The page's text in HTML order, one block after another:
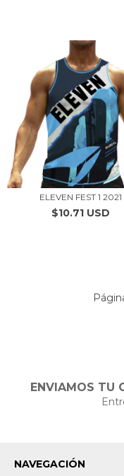
ELEVEN FEST 1 2021
$10.71 USD
ENVIAMOS TU
NAVEGACIÓN